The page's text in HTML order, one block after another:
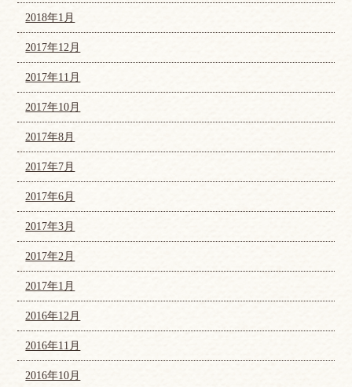
2018年1月
2017年12月
2017年11月
2017年10月
2017年8月
2017年7月
2017年6月
2017年3月
2017年2月
2017年1月
2016年12月
2016年11月
2016年10月